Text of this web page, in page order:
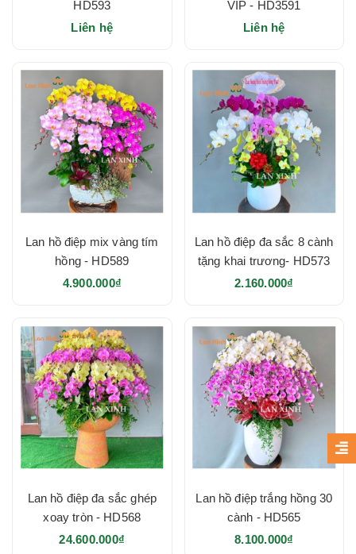
HD593
Liên hệ
VIP - HD3591
Liên hệ
Lan hồ điệp mix vàng tím
hồng - HD589
4.900.000₫
Lan hồ điệp đa sắc 8 cành
tặng khai trương- HD573
2.160.000₫
Lan hồ điệp đa sắc ghép
xoay tròn - HD568
24.600.000₫
Lan hồ điệp trắng hồng 30
cành - HD565
8.100.000₫